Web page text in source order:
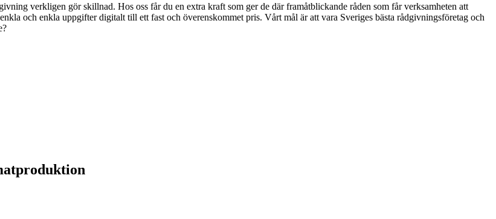
verkligen gör skillnad. Hos oss får du en extra kraft som ger de där framåtblickande råden som får verksamheten att
och enkla uppgifter digitalt till ett fast och överenskommet pris. Vårt mål är att vara Sveriges bästa rådgivningsföretag och